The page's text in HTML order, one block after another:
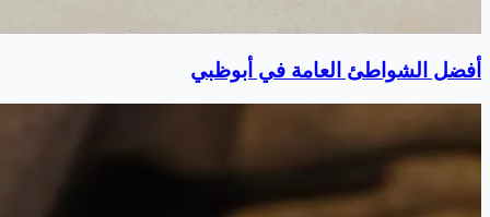
أفضل الشواطئ العامة في أبوظبي